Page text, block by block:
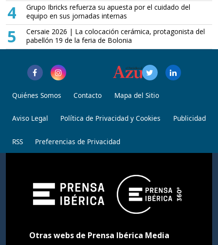
4
Grupo Ibricks refuerza su apuesta por el cuidado del
equipo en sus jornadas internas
5
Cersaie 2026 | La colocación cerámica, protagonista del
pabellón 19 de la feria de Bolonia
Quiénes Somos Contacto Mapa del Sitio
Aviso Legal Política de Privacidad y Cookies Publicidad
RSS Preferencias de Privacidad
Otras webs de Prensa Ibérica Media